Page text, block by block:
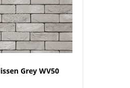
Grey WV50